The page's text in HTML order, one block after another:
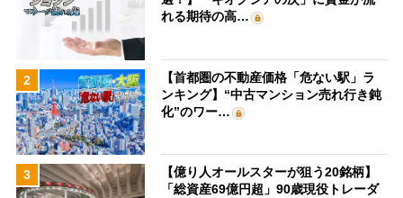
れる期待の高…
2
【首都圏の不動産価格「危ない駅」ラ
ンキング】“中古マンション売れ行き鈍
化”のワー…
3
【億り人オールスターが狙う20銘柄】
「総資産69億円超」90歳現役トレーダ